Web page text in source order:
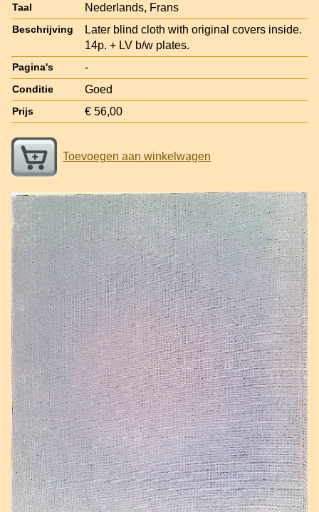
Taal Nederlands, Frans
Beschrijving
Later blind cloth with original covers inside.
14p. + LV b/w plates.
Pagina's -
Conditie Goed
Prijs € 56,00
Toevoegen aan winkelwagen